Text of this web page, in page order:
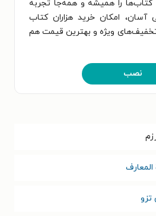
را همیشه و همه‌جا تجربه
آسان، امکان خرید هزاران کتاب
تخفیف‌های ویژه و بهترین قیمت هم
نصب
المعارف